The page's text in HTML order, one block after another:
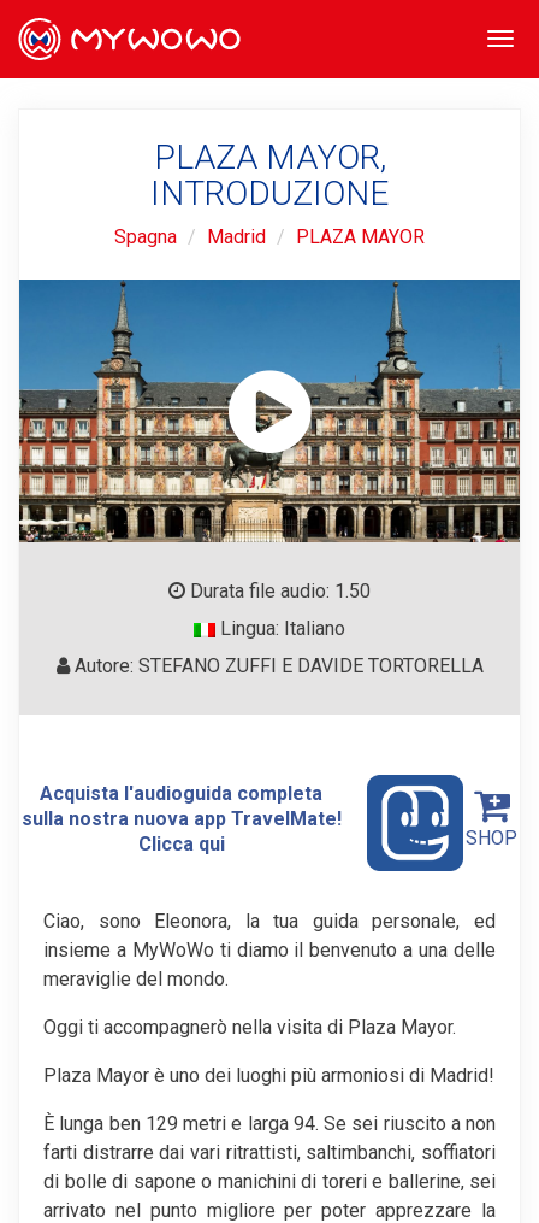
PLAZA MAYOR,
INTRODUZIONE
Spagna Madrid PLAZA MAYOR
Durata file audio: 1.50
Lingua: Italiano
Autore: STEFANO ZUFFI E DAVIDE TORTORELLA
Acquista l'audioguida completa
sulla nostra nuova app TravelMate!
Clicca qui
SHOP
Ciao, sono Eleonora, la tua guida personale, ed
insieme a MyWoWo ti diamo il benvenuto a una delle
meraviglie del mondo.
Oggi ti accompagnerò nella visita di Plaza Mayor.
Plaza Mayor è uno dei luoghi più armoniosi di Madrid!
È lunga ben 129 metri e larga 94. Se sei riuscito a non
farti distrarre dai vari ritrattisti, saltimbanchi, soffiatori
di bolle di sapone o manichini di toreri e ballerine, sei
arrivato nel punto migliore per poter apprezzare la